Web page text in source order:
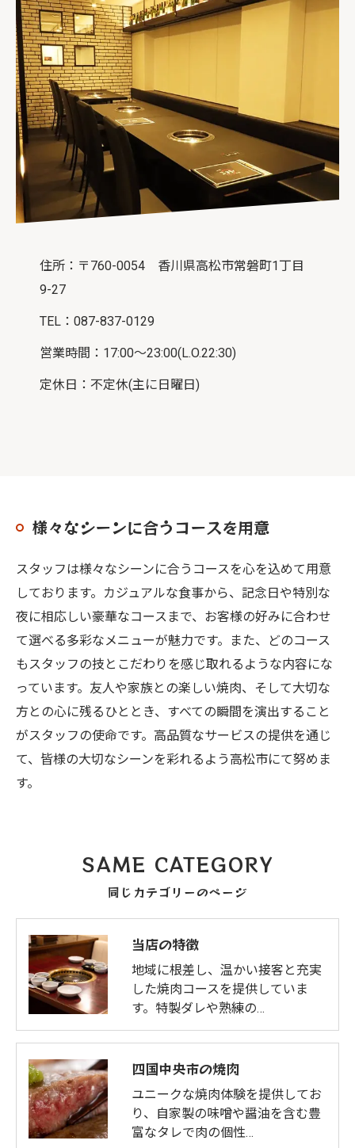
住所：〒760-0054 香川県高松市常磐町1丁目
9-27
TEL：087-837-0129
営業時間：17:00～23:00(L.O.22:30)
定休日：不定休(主に日曜日)
様々なシーンに合うコースを用意
スタッフは様々なシーンに合うコースを心を込めて用意
しております。カジュアルな食事から、記念日や特別な
夜に相応しい豪華なコースまで、お客様の好みに合わせ
て選べる多彩なメニューが魅力です。また、どのコース
もスタッフの技とこだわりを感じ取れるような内容にな
っています。友人や家族との楽しい焼肉、そして大切な
方との心に残るひととき、すべての瞬間を演出すること
がスタッフの使命です。高品質なサービスの提供を通じ
て、皆様の大切なシーンを彩れるよう高松市にて努めま
す。
同じカテゴリーのページ
SAME CATEGORY
当店の特徴
地域に根差し、温かい接客と充実
した焼肉コースを提供していま
す。特製ダレや熟練の…
四国中央市の焼肉
ユニークな焼肉体験を提供してお
り、自家製の味噌や醤油を含む豊
富なタレで肉の個性…